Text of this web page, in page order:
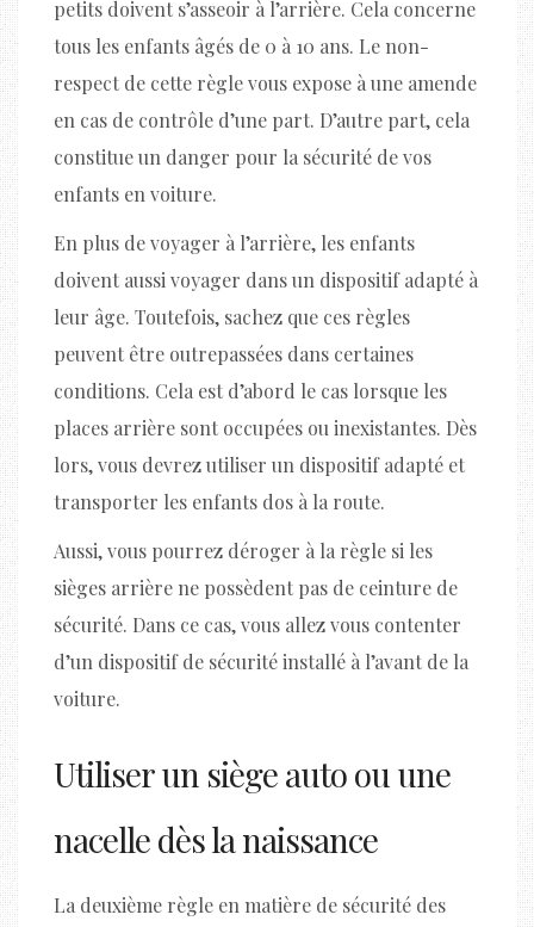
petits doivent s’asseoir à l’arrière. Cela concerne
tous les enfants âgés de 0 à 10 ans. Le non-
respect de cette règle vous expose à une amende
en cas de contrôle d’une part. D’autre part, cela
constitue un danger pour la sécurité de vos
enfants en voiture.
En plus de voyager à l’arrière, les enfants
doivent aussi voyager dans un dispositif adapté à
leur âge. Toutefois, sachez que ces règles
peuvent être outrepassées dans certaines
conditions. Cela est d’abord le cas lorsque les
places arrière sont occupées ou inexistantes. Dès
lors, vous devrez utiliser un dispositif adapté et
transporter les enfants dos à la route.
Aussi, vous pourrez déroger à la règle si les
sièges arrière ne possèdent pas de ceinture de
sécurité. Dans ce cas, vous allez vous contenter
d’un dispositif de sécurité installé à l’avant de la
voiture.
Utiliser un siège auto ou une
nacelle dès la naissance
La deuxième règle en matière de sécurité des